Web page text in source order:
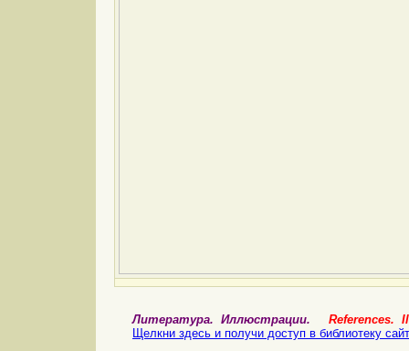
Литература. Иллюстрации. References.
Щелкни здесь и получи доступ в библиотеку